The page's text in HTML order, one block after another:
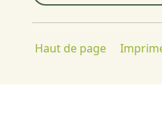
Haut de page